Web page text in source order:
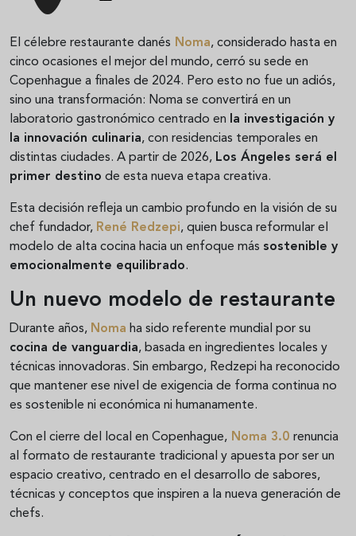
El célebre restaurante danés Noma, considerado hasta en
cinco ocasiones el mejor del mundo, cerró su sede en
Copenhague a finales de 2024. Pero esto no fue un adiós,
sino una transformación: Noma se convertirá en un
laboratorio gastronómico centrado en
la investigación y
la innovación culinaria, con residencias temporales en
distintas ciudades. A partir de 2026, Los Ángeles será el
primer destino de esta nueva etapa creativa.
Esta decisión refleja un cambio profundo en la visión de su
chef fundador, René Redzepi, quien busca reformular el
modelo de alta cocina hacia un enfoque más sostenible y
emocionalmente equilibrado.
Un nuevo modelo de restaurante
Durante años, Noma ha sido referente mundial por su
cocina de vanguardia, basada en ingredientes locales y
técnicas innovadoras. Sin embargo, Redzepi ha reconocido
que mantener ese nivel de exigencia de forma continua no
es sostenible ni económica ni humanamente.
Con el cierre del local en Copenhague, Noma 3.0 renuncia
al formato de restaurante tradicional y apuesta por ser un
espacio creativo, centrado en el desarrollo de sabores,
técnicas y conceptos que inspiren a la nueva generación de
chefs.